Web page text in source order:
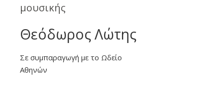
μουσικής
Θεόδωρος Λώτης
Σε συμπαραγωγή με το Ωδείο
Αθηνών